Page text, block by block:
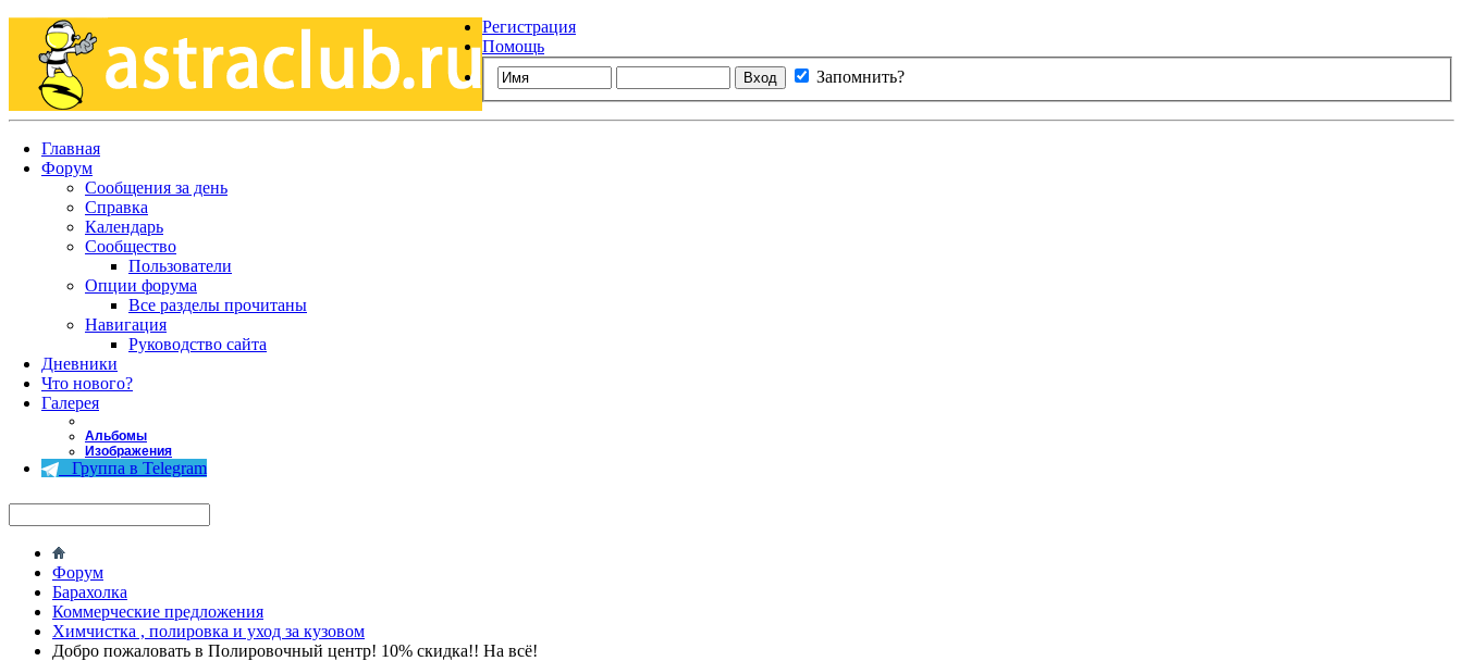
Регистрация
Помощь
Запомнить?
Главная
Форум
Сообщения за день
Справка
Календарь
Сообщество
Пользователи
Опции форума
Все разделы прочитаны
Навигация
Руководство сайта
Дневники
Что нового?
Галерея
Альбомы
Изображения
Группа в Telegram
Форум
Барахолка
Коммерческие предложения
Химчистка , полировка и уход за кузовом
Добро пожаловать в Полировочный центр! 10% скидка!! На всё!